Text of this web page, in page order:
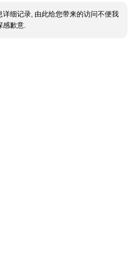
详细记录, 由此给您带来的访问不便我
感歉意.